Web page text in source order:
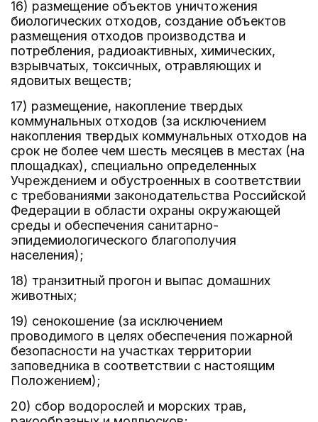
16) размещение объектов уничтожения
биологических отходов, создание объектов
размещения отходов производства и
потребления, радиоактивных, химических,
взрывчатых, токсичных, отравляющих и
ядовитых веществ;
17) размещение, накопление твердых
коммунальных отходов (за исключением
накопления твердых коммунальных отходов на
срок не более чем шесть месяцев в местах (на
площадках), специально определенных
Учреждением и обустроенных в соответствии
с требованиями законодательства Российской
Федерации в области охраны окружающей
среды и обеспечения санитарно-
эпидемиологического благополучия
населения);
18) транзитный прогон и выпас домашних
животных;
19) сенокошение (за исключением
проводимого в целях обеспечения пожарной
безопасности на участках территории
заповедника в соответствии с настоящим
Положением);
20) сбор водорослей и морских трав,